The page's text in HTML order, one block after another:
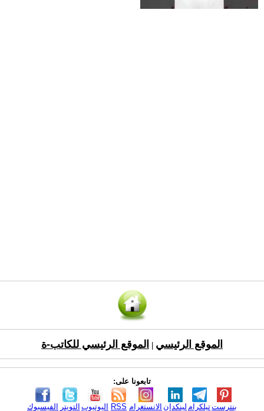
الموقع الرئيسي الموقع الرئيسي للكاتب-ة
تابعونا على:
الفيسبوك التويتر اليوتيوب RSS الانستغرام لينكدإن تيلكرامبنترست